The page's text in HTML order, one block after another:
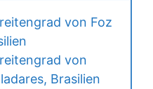
von Foz
von
Brasilien